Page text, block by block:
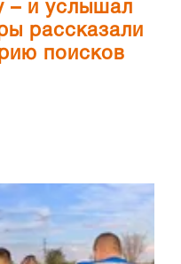
– и услышал
рассказали
поисков